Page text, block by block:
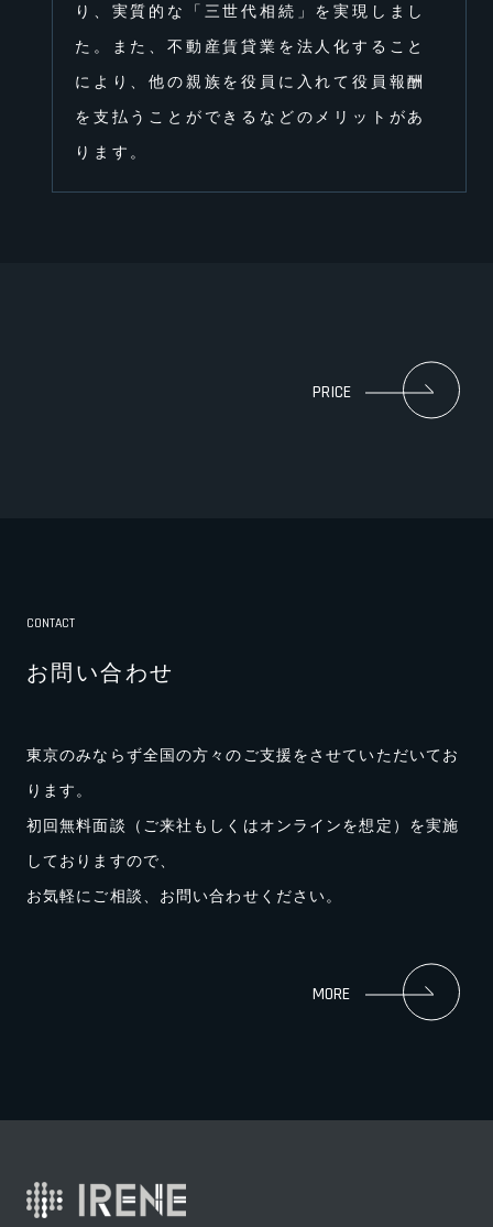
り、実質的な「三世代相続」を実現しまし
た。また、不動産賃貸業を法⼈化すること
により、他の親族を役員に⼊れて役員報酬
を⽀払うことができるなどのメリットがあ
ります。
PRICE
CONTACT
お問い合わせ
東京のみならず全国の⽅々のご⽀援をさせていただいてお
ります。
初回無料面談（ご来社もしくはオンラインを想定）を実施
しておりますので、
お気軽にご相談、お問い合わせください。
MORE